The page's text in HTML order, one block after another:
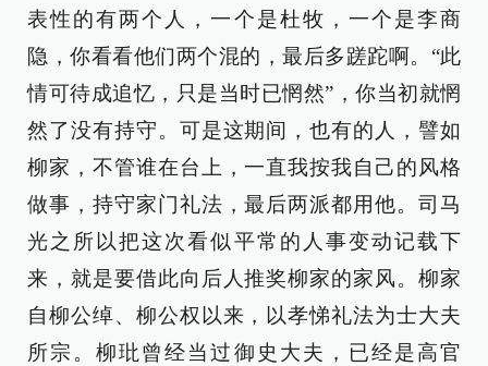
表性的有两个人，一个是杜牧，一个是李商
隐，你看看他们两个混的，最后多蹉跎啊。“此
情可待成追忆，只是当时已惘然”，你当初就惘
然了没有持守。可是这期间，也有的人，譬如
柳家，不管谁在台上，一直我按我自己的风格
做事，持守家门礼法，最后两派都用他。司马
光之所以把这次看似平常的人事变动记载下
来，就是要借此向后人推奖柳家的家风。柳家
自柳公绰、柳公权以来，以孝悌礼法为士大夫
所宗。柳玭曾经当过御史大夫，已经是高官